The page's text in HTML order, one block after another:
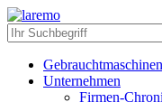
Gebrauchtmaschinen
Unternehmen
Firmen-